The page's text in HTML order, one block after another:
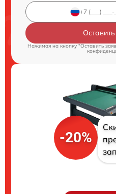
Нажимая на кнопку "Оставить
-20%